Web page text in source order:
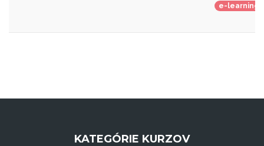
e-learning
KATEGÓRIE KURZOV